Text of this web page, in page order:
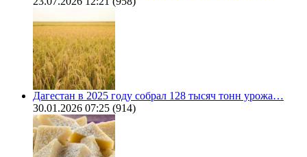
Дагестан в 2025 году собрал 128 тысяч тонн урожа…
30.01.2026 07:25 (914)